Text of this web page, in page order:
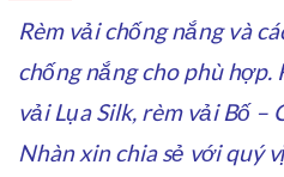
Rèm vải chống nắng và
chống nắng cho phù hợp.
vải Lụa Silk, rèm vải Bố –
Nhàn xin chia sẻ với quý